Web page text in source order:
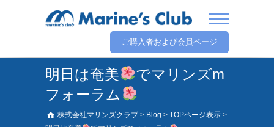
ご購入者および会員ページ
明日は奄美
でマリンズm
フォーラム
株式会社マリンズクラブ > Blog > TOPページ表示 >